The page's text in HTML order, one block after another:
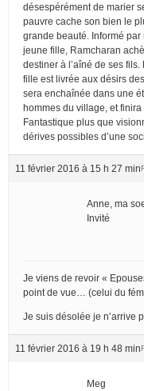
désespérément de marier
pauvre cache son bien le
grande beauté. Informé par
jeune fille, Ramcharan
destiner à l’aîné de ses
fille est livrée aux désirs
sera enchaînée dans une
hommes du village, et
Fantastique plus que
dérives possibles d’une
11 février 2016 à 15 h 27 min
Anne, ma
Invité
Je viens de revoir «
point de vue… (celui du
Je suis désolée je n’arrive
11 février 2016 à 19 h 48 min
Meg